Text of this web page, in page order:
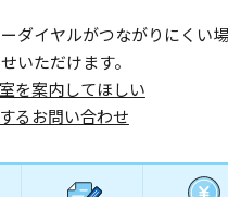
ダイヤルがつながりにくい
いただけます。
を案内してほしい
るお問い合わせ